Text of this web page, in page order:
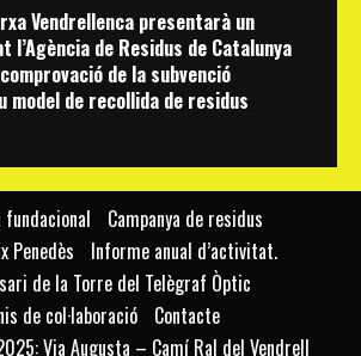
Vendrellenca presentarà un
l’Agència de Residus de Catalunya
de la subvenció
model de recollida de residus
fundacional
Campanya de residus
Penedès
Informe anual d’activitat.
de la Torre del Telègraf Òptic
de col·laboració
Contacte
Via Augusta – Camí Ral del Vendrell